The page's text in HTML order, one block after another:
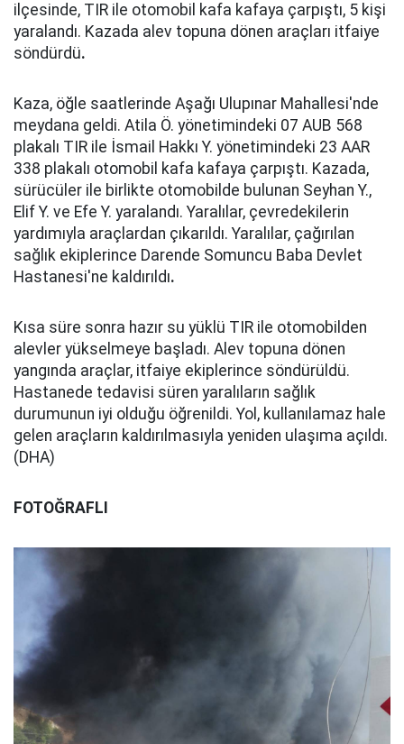
ilçesinde, TIR ile otomobil kafa kafaya çarpıştı, 5 kişi
yaralandı. Kazada alev topuna dönen araçları itfaiye
söndürdü.
Kaza, öğle saatlerinde Aşağı Ulupınar Mahallesi'nde
meydana geldi. Atila Ö. yönetimindeki 07 AUB 568
plakalı TIR ile İsmail Hakkı Y. yönetimindeki 23 AAR
338 plakalı otomobil kafa kafaya çarpıştı. Kazada,
sürücüler ile birlikte otomobilde bulunan Seyhan Y.,
Elif Y. ve Efe Y. yaralandı. Yaralılar, çevredekilerin
yardımıyla araçlardan çıkarıldı. Yaralılar, çağırılan
sağlık ekiplerince Darende Somuncu Baba Devlet
Hastanesi'ne kaldırıldı.
Kısa süre sonra hazır su yüklü TIR ile otomobilden
alevler yükselmeye başladı. Alev topuna dönen
yangında araçlar, itfaiye ekiplerince söndürüldü.
Hastanede tedavisi süren yaralıların sağlık
durumunun iyi olduğu öğrenildi. Yol, kullanılamaz hale
gelen araçların kaldırılmasıyla yeniden ulaşıma açıldı.
(DHA)
FOTOĞRAFLI